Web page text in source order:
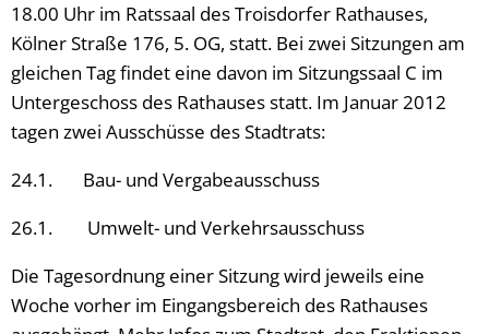
18.00 Uhr im Ratssaal des Troisdorfer Rathauses,
Kölner Straße 176, 5. OG, statt. Bei zwei Sitzungen am
gleichen Tag findet eine davon im Sitzungssaal C im
Untergeschoss des Rathauses statt. Im Januar 2012
tagen zwei Ausschüsse des Stadtrats:
24.1. Bau- und Vergabeausschuss
26.1. Umwelt- und Verkehrsausschuss
Die Tagesordnung einer Sitzung wird jeweils eine
Woche vorher im Eingangsbereich des Rathauses